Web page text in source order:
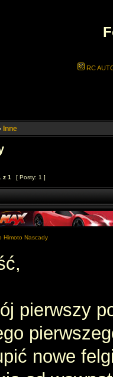
RC
Inne
z 1 [ Posty: 1 ]
Himoto Nascady
pierwszy
nowe